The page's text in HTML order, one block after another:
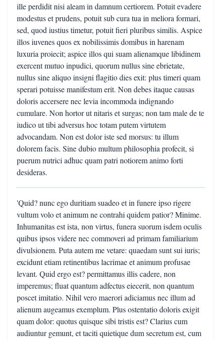
ille perdidit nisi aleam in damnum certiorem. Potuit evadere
modestus et prudens, potuit sub cura tua in meliora formari,
sed, quod iustius timetur, potuit fieri pluribus similis. Aspice
illos iuvenes quos ex nobilissimis domibus in harenam
luxuria proiecit; aspice illos qui suam alienamque libidinem
exercent mutuo inpudici, quorum nullus sine ebrietate,
nullus sine aliquo insigni flagitio dies exit: plus timeri quam
sperari potuisse manifestum erit. Non debes itaque causas
doloris accersere nec levia incommoda indignando
cumulare. Non hortor ut nitaris et surgas; non tam male de te
iudico ut tibi adversus hoc totam putem virtutem
advocandam. Non est dolor iste sed morsus: tu illum
dolorem facis. Sine dubio multum philosophia profecit, si
puerum nutrici adhuc quam patri notiorem animo forti
desideras.
'Quid? nunc ego duritiam suadeo et in funere ipso rigere
vultum volo et animum ne contrahi quidem patior? Minime.
Inhumanitas est ista, non virtus, funera suorum isdem oculis
quibus ipsos videre nec commoveri ad primam familiarium
divulsionem. Puta autem me vetare: quaedam sunt sui iuris;
excidunt etiam retinentibus lacrimae et animum profusae
levant. Quid ergo est? permittamus illis cadere, non
imperemus; fluat quantum adfectus eiecerit, non quantum
poscet imitatio. Nihil vero maerori adiciamus nec illum ad
alienum augeamus exemplum. Plus ostentatio doloris exigit
quam dolor: quotus quisque sibi tristis est? Clarius cum
audiuntur gemunt, et taciti quietique dum secretum est, cum